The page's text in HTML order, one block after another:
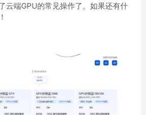
云端GPU的常见操作了。如果还有什